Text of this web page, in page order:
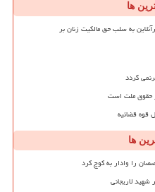
ها
به سلب حق مالکیت زنان بر
گردد
حقوق ملت است
قوه قضائیه
ها
را وادار به کوچ کرد
لاریجانی